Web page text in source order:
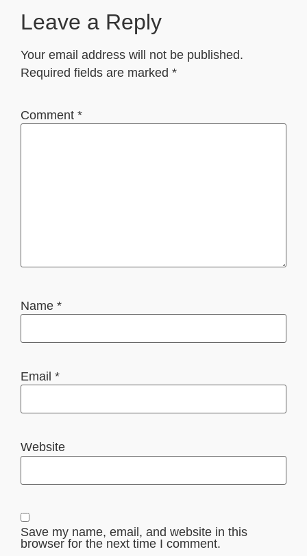
Leave a Reply
Your email address will not be published.
Required fields are marked *
Comment *
Name *
Email *
Website
Save my name, email, and website in this
browser for the next time I comment.